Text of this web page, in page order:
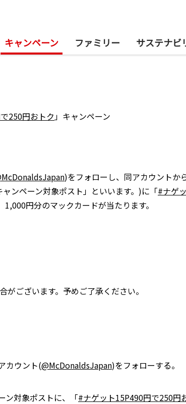
キャンペーン ファミリー サステナビ
250円おトク」キャンペーン
)をフォローし、同アカウントか
ンペーン対象ポスト」といいます。)に「#ナゲ
円分のマックカードが当たります。
ございます。予めご了承ください。
カウント(@McDonaldsJapan)をフォローする。
ン対象ポストに、「#ナゲット15P490円で250円